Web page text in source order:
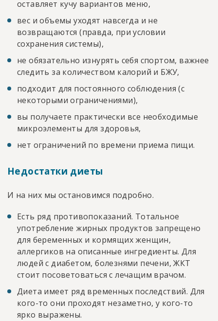
оставляет кучу вариантов меню,
вес и объемы уходят навсегда и не
возвращаются (правда, при условии
сохранения системы),
не обязательно изнурять себя спортом, важнее
следить за количеством калорий и БЖУ,
подходит для постоянного соблюдения (с
некоторыми ограничениями),
вы получаете практически все необходимые
микроэлементы для здоровья,
нет ограничений по времени приема пищи.
Недостатки диеты
И на них мы остановимся подробно.
Есть ряд противопоказаний. Тотальное
употребление жирных продуктов запрещено
для беременных и кормящих женщин,
аллергиков на описанные ингредиенты. Для
людей с диабетом, болезнями печени, ЖКТ
стоит посоветоваться с лечащим врачом.
Диета имеет ряд временных последствий. Для
кого-то они проходят незаметно, у кого-то
ярко выражены.